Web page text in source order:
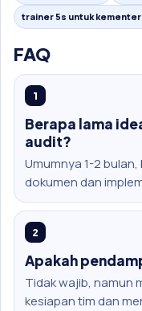
trainer 5s untuk
FAQ
1
Berapa lama
audit?
Umumnya 1-2
dokumen dan
2
Apakah
Tidak wajib, namun
kesiapan tim dan